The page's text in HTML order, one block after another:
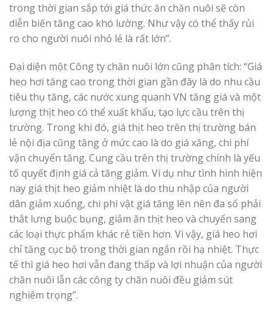
trong thời gian sắp tới giá thức ăn chăn nuôi sẽ còn
diễn biến tăng cao khó lường. Như vậy có thể thấy rủi
ro cho người nuôi nhỏ lẻ là rất lớn”.
Đại diện một Công ty chăn nuôi lớn cũng phân tích: “Giá
heo hơi tăng cao trong thời gian gần đây là do nhu cầu
tiêu thụ tăng, các nước xung quanh VN tăng giá và một
lượng thịt heo có thể xuất khẩu, tạo lực cầu trên thị
trường. Trong khi đó, giá thịt heo trên thị trường bán
lẻ nội địa cũng tăng ở mức cao là do giá xăng, chi phí
vận chuyển tăng. Cung cầu trên thị trường chính là yếu
tố quyết định giá cả tăng giảm. Ví dụ như tình hình hiện
nay giá thịt heo giảm nhiệt là do thu nhập của người
dân giảm xuống, chi phí vật giá tăng lên nên đa số phải
thắt lưng buộc bụng, giảm ăn thịt heo và chuyển sang
các loại thực phẩm khác rẻ tiền hơn. Vì vậy, giá heo hơi
chỉ tăng cục bộ trong thời gian ngắn rồi hạ nhiệt. Thực
tế thì giá heo hơi vẫn đang thấp và lợi nhuận của người
chăn nuôi lẫn các công ty chăn nuôi đều giảm sút
nghiêm trọng”.